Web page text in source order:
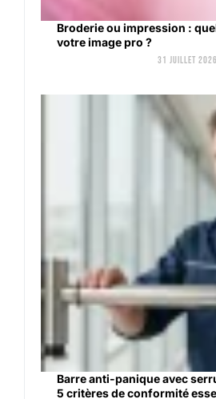
Broderie ou impression :
votre image pro ?
31 juillet 2026
Barre anti-panique avec
5 critères de conformité